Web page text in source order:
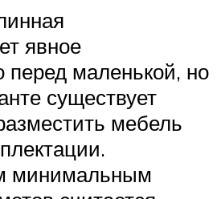
явное
маленькой, но
существует
мебель
минимальным